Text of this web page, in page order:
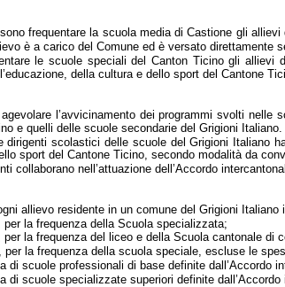
frequentare la scuola media di Castione gli
è a carico del Comune ed è versato direttamente
le scuole speciali del Canton Ticino gli allievi
della cultura e dello sport del Cantone
agevolare l’avvicinamento dei programmi svolti
e quelli delle scuole secondarie del Grigioni Italiano.
dirigenti scolastici delle scuole del Grigioni Italiano
sport del Cantone Ticino, secondo modalità da
collaborano nell’attuazione dell’Accordo
allievo residente in un comune del Grigioni
per la frequenza della Scuola specializzata;
per la frequenza del liceo e della Scuola cantonale di
, per la frequenza della scuola speciale, escluse le
di scuole professionali di base definite dall’Accordo
di scuole specializzate superiori definite